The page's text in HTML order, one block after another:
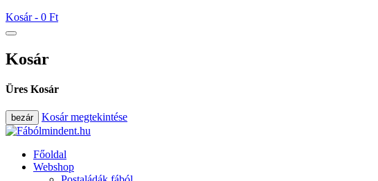
Kosár - 0 Ft
Kosár
Üres Kosár
bezár Kosár megtekintése
Főoldal
Webshop